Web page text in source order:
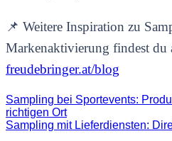
📌 Weitere Inspiration zu
Markenaktivierung findest du
freudebringer.at/blog
Sampling bei Sportevents:
richtigen Ort
Sampling mit Lieferdiensten: